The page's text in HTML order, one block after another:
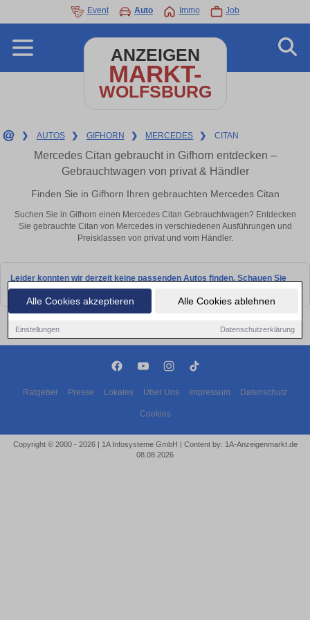
Alle Cookies akzeptieren Alle Cookies ablehnen
Einstellungen Datenschutzerklärung
Event Auto Immo Job
ANZEIGEN
MARKT-
WOLFSBURG
❯ AUTOS ❯ GIFHORN ❯ MERCEDES ❯ CITAN
Mercedes Citan gebraucht in Gifhorn entdecken –
Gebrauchtwagen von privat & Händler
Finden Sie in Gifhorn Ihren gebrauchten Mercedes Citan
Suchen Sie in Gifhorn einen Mercedes Citan Gebrauchtwagen? Entdecken
Sie gebrauchte Citan von Mercedes in verschiedenen Ausführungen und
Preisklassen von privat und vom Händler.
Leider konnten wir derzeit keine passenden Autos finden. Schauen Sie
bald wieder vorbei!
Ratgeber Presse Lokales Über Uns Impressum Datenschutz
Cookies
Copyright © 2000 - 2026 | 1A Infosysteme GmbH | Content by: 1A-Anzeigenmarkt.de
08.08.2026